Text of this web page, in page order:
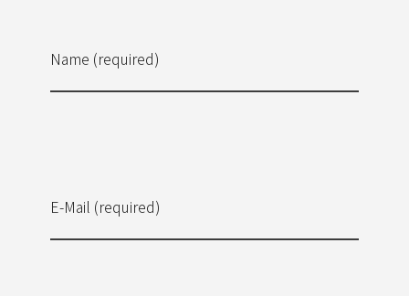
Name (required)
E-Mail (required)